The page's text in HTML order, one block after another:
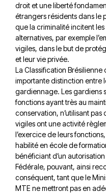
droit et une liberté
étrangers résidents dans le
que la criminalité incitent
alternatives, par exemple
vigiles, dans le but de
et leur vie privée.
La Classification Brésilienne
importante distinction entre
gardiennage. Les gardiens
fonctions ayant très au
conservation, n’utilisant pas
vigiles ont une activité
l’exercice de leurs
habilité en école de
bénéficiant d’un
Fédérale, pouvant, ainsi
conséquent, tant que le
MTE ne mettront pas en